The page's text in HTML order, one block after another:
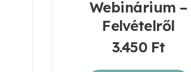
Webinárium –
Felvételről
3.450 Ft